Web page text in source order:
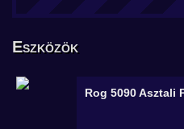
Eszközök
Rog 5090Asztali